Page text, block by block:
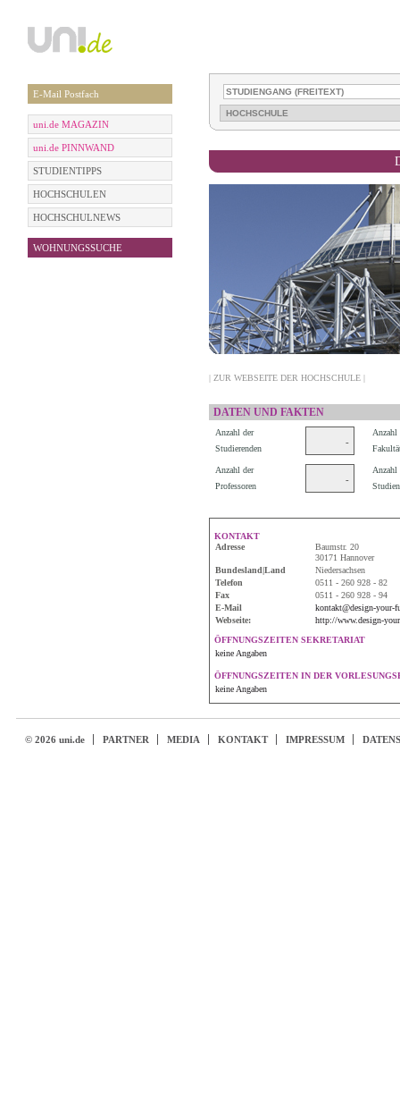
E-Mail Postfach
uni.de MAGAZIN
uni.de PINNWAND
STUDIENTIPPS
HOCHSCHULEN
HOCHSCHULNEWS
WOHNUNGSSUCHE
| ZUR WEBSEITE DER HOCHSCHULE |
DATEN UND FAKTEN
Anzahl der
Studierenden
-
Anzahl
Anzahl der
Professoren
-
Anzahl
KONTAKT
Adresse
Baumstr. 20
30171 Hannover
Bundesland|Land
Niedersachsen
Telefon
0511 - 260 928 - 82
Fax
0511 - 260 928 - 94
E-Mail
kontakt@design-your-
Webseite:
http://www.design-
ÖFFNUNGSZEITEN SEKRETARIAT
keine Angaben
ÖFFNUNGSZEITEN IN DER
keine Angaben
© 2026 uni.de PARTNER MEDIA KONTAKT IMPRESSUM